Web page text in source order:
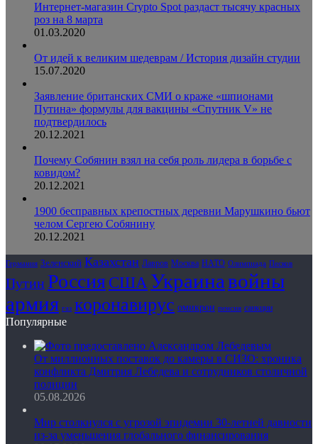
Интернет-магазин Crypto Spot раздаст тысячу красных
роз на 8 марта
01.03.2020
От идей к великим шедеврам / История дизайн студии
15.07.2020
Заявление британских СМИ о краже «шпионами
Путина» формулы для вакцины «Спутник V» не
подтвердилось
20.12.2021
Почему Собянин взял на себя роль лидера в борьбе с
ковидом?
20.12.2021
1900 бесправных крепостных деревни Марушкино бьют
челом Сергею Собянину
20.12.2021
Германия Зеленский Казахстан Лавров Москва НАТО Олимпиада Песков
Путин РоссияСШАУкраинавойны
армия газ коронавирус омикрон пенсия санкции
Популярные
От миллионных поставок до камеры в СИЗО: хроника
конфликта Дмитрия Лебедева и сотрудников столичной
полиции
05.08.2026
Мир столкнулся с угрозой эпидемии 30-летней давности
из-за уменьшения глобального финансирования